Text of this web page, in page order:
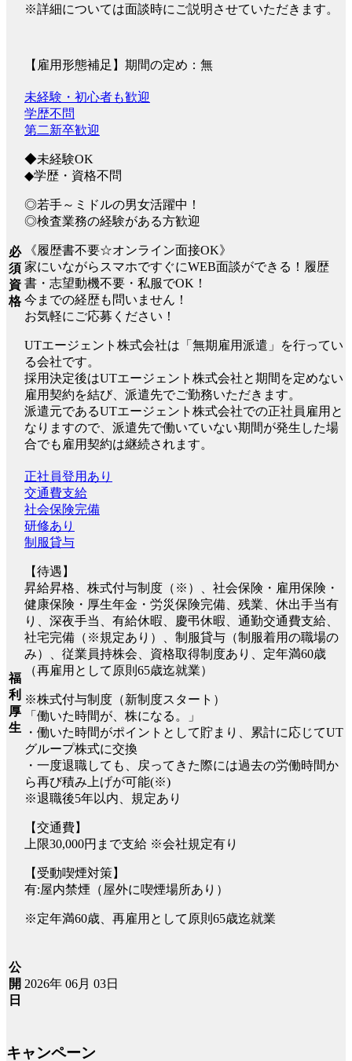
※詳細については面談時にご説明させていただきます。
【雇用形態補足】期間の定め：無
必
須
資
格
未経験・初心者も歓迎
学歴不問
第二新卒歓迎
◆未経験OK
◆学歴・資格不問
◎若手～ミドルの男女活躍中！
◎検査業務の経験がある方歓迎
《履歴書不要☆オンライン面接OK》
家にいながらスマホですぐにWEB面談ができる！履歴
書・志望動機不要・私服でOK！
今までの経歴も問いません！
お気軽にご応募ください！
UTエージェント株式会社は「無期雇用派遣」を行ってい
る会社です。
採用決定後はUTエージェント株式会社と期間を定めない
雇用契約を結び、派遣先でご勤務いただきます。
派遣元であるUTエージェント株式会社での正社員雇用と
なりますので、派遣先で働いていない期間が発生した場
合でも雇用契約は継続されます。
福
利
厚
生
正社員登用あり
交通費支給
社会保険完備
研修あり
制服貸与
【待遇】
昇給昇格、株式付与制度（※）、社会保険・雇用保険・
健康保険・厚生年金・労災保険完備、残業、休出手当有
り、深夜手当、有給休暇、慶弔休暇、通勤交通費支給、
社宅完備（※規定あり）、制服貸与（制服着用の職場の
み）、従業員持株会、資格取得制度あり、定年満60歳
（再雇用として原則65歳迄就業）
※株式付与制度（新制度スタート）
「働いた時間が、株になる。」
・働いた時間がポイントとして貯まり、累計に応じてUT
グループ株式に交換
・一度退職しても、戻ってきた際には過去の労働時間か
ら再び積み上げが可能(※)
※退職後5年以内、規定あり
【交通費】
上限30,000円まで支給 ※会社規定有り
【受動喫煙対策】
有:屋内禁煙（屋外に喫煙場所あり）
※定年満60歳、再雇用として原則65歳迄就業
公
開
日
2026年 06月 03日
キャンペーン